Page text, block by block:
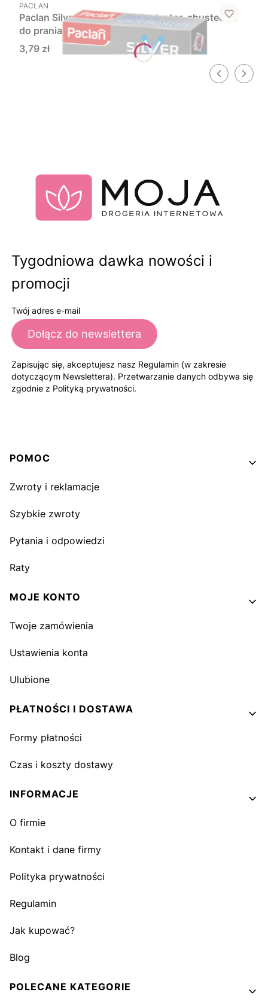
PRODUCENT
PACLAN
Paclan Silver Space White Protector, chusteczki
do prania wspomagające biel, 10 szt.
Cena
3,79 zł
Tygodniowa dawka nowości i
promocji
Twój adres e-mail
Dołącz do newslettera
Zapisując się, akceptujesz nasz Regulamin (w zakresie
dotyczącym Newslettera). Przetwarzanie danych odbywa się
zgodnie z Polityką prywatności.
Linki w stopce
POMOC
Zwroty i reklamacje
Szybkie zwroty
Pytania i odpowiedzi
Raty
MOJE KONTO
Twoje zamówienia
Ustawienia konta
Ulubione
PŁATNOŚCI I DOSTAWA
Formy płatności
Czas i koszty dostawy
INFORMACJE
O firmie
Kontakt i dane firmy
Polityka prywatności
Regulamin
Jak kupować?
Blog
POLECANE KATEGORIE